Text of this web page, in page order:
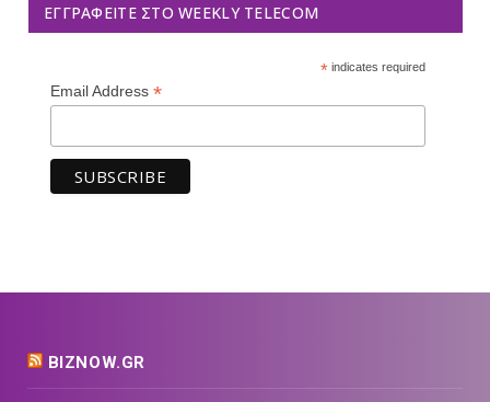
ΕΓΓΡΑΦΕΊΤΕ ΣΤΟ WEEKLY TELECOM
*indicates required
Email Address *
BIZNOW.GR